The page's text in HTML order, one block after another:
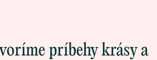
príbehy krásy a